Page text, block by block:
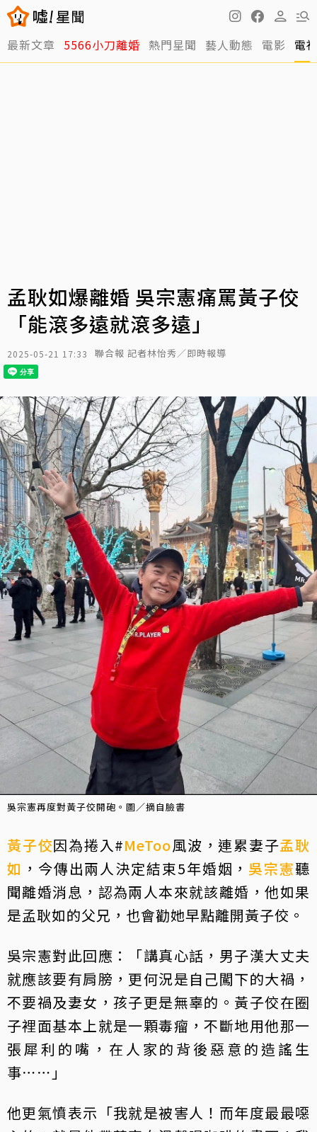
最新文章 5566小刀離婚 熱門星聞 藝人動態 電影 電
孟耿如爆離婚 吳宗憲痛罵黃子佼
「能滾多遠就滾多遠」
2025-05-21 17:33 聯合報 記者林怡秀／即時報導
吳宗憲再度對黃子佼開砲。圖／摘自臉書
黃子佼因為捲入#MeToo風波，連累妻子孟耿
如 ，今傳出兩人決定結束5年婚姻， 吳宗憲聽
聞離婚消息，認為兩人本來就該離婚，他如果
是孟耿如的父兄，也會勸她早點離開黃子佼。
吳宗憲對此回應：「講真心話，男子漢大丈夫
就應該要有肩膀，更何況是自己闖下的大禍，
不要禍及妻女，孩子更是無辜的。黃子佼在圈
子裡面基本上就是一顆毒瘤，不斷地用他那一
張犀利的嘴，在人家的背後惡意的造謠生
事⋯⋯」
他更氣憤表示「我就是被害人！而年度最最噁